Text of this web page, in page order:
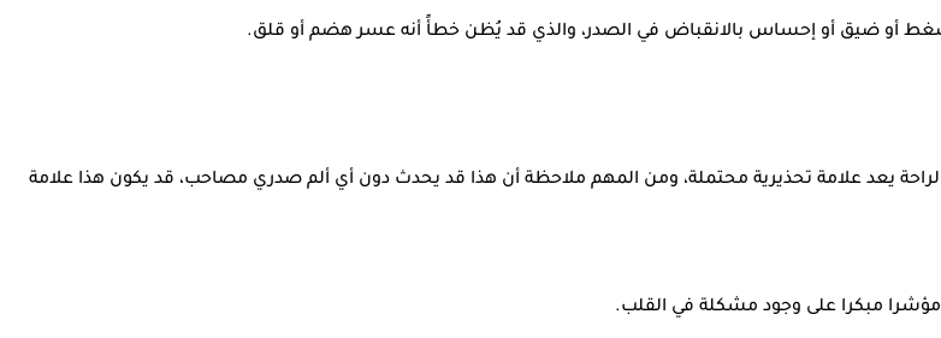
بضغط أو ضيق أو إحساس بالانقباض في الصدر، والذي قد يُظن خطأً أنه عسر هضم أو قلق.
يعد علامة تحذيرية محتملة، ومن المهم ملاحظة أن هذا قد يحدث دون أي ألم صدري مصاحب، قد يكون هذا علامة
مبكرا على وجود مشكلة في القلب.